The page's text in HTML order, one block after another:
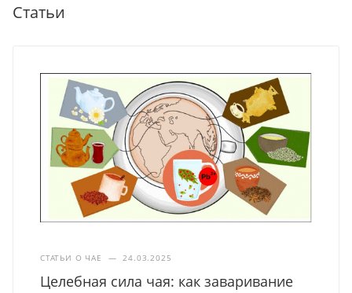
Статьи
СТАТЬИ О ЧАЕ — 24.03.2025
Целебная сила чая: как заваривание